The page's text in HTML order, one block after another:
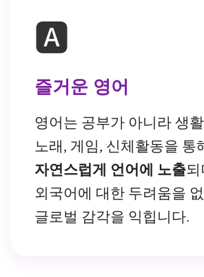
🅰️
즐거운 영어
영어는 공부가 아니라 생
노래, 게임, 신체활동을 통
자연스럽게 언어에 노출되
외국어에 대한 두려움을
글로벌 감각을 익힙니다.